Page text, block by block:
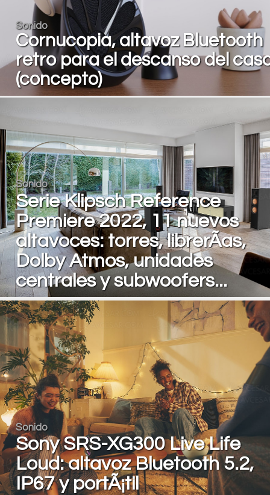
Sonido
Cornucopia, altavoz Bluetooth
retro para el descanso del
(concepto)
Sonido
Serie Klipsch Reference
Premiere 2022, 11 nuevos
altavoces: torres, librerÃ­as,
Dolby Atmos, unidades
centrales y subwoofers...
Sonido
Sony SRS-XG300 Live Life
Loud: altavoz Bluetooth 5.2,
IP67 y portÃ¡til